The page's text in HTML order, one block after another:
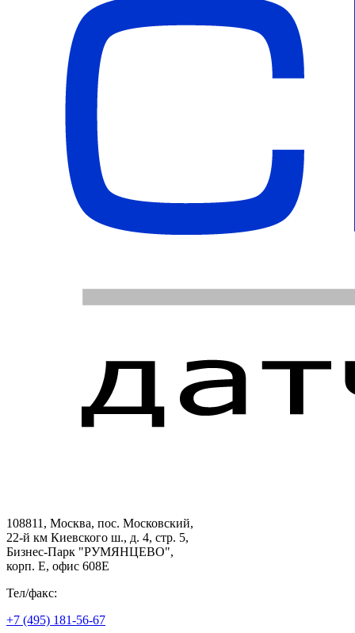
108811, Москва, пос. Московский,
22-й км Киевского ш., д. 4, стр. 5,
Бизнес-Парк "РУМЯНЦЕВО",
корп. Е, офис 608E
Тел/факс:
+7 (495) 181-56-67